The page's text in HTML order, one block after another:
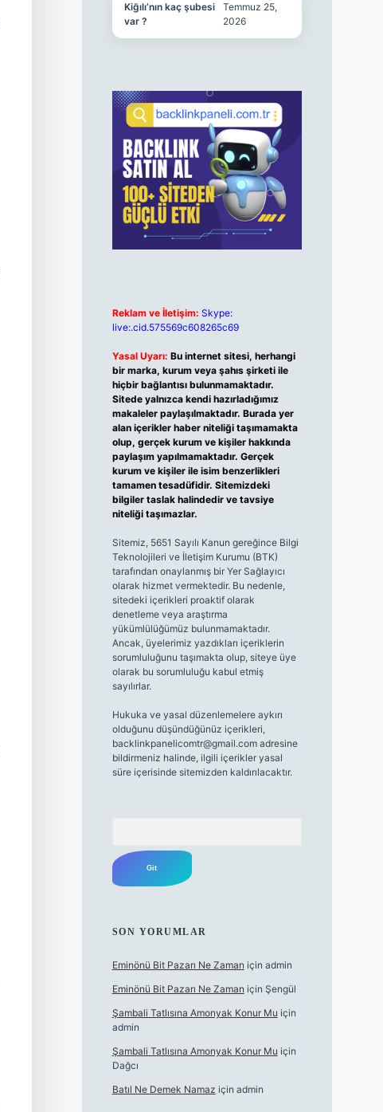
Kiğılı’nın kaç şubesi
var ?
Temmuz 25,
2026
Reklam ve İletişim: Skype:
live:.cid.575569c608265c69
Yasal Uyarı: Bu internet sitesi, herhangi
bir marka, kurum veya şahıs şirketi ile
hiçbir bağlantısı bulunmamaktadır.
Sitede yalnızca kendi hazırladığımız
makaleler paylaşılmaktadır. Burada yer
alan içerikler haber niteliği taşımamakta
olup, gerçek kurum ve kişiler hakkında
paylaşım yapılmamaktadır. Gerçek
kurum ve kişiler ile isim benzerlikleri
tamamen tesadüfidir. Sitemizdeki
bilgiler taslak halindedir ve tavsiye
niteliği taşımazlar.
Sitemiz, 5651 Sayılı Kanun gereğince Bilgi
Teknolojileri ve İletişim Kurumu (BTK)
tarafından onaylanmış bir Yer Sağlayıcı
olarak hizmet vermektedir. Bu nedenle,
sitedeki içerikleri proaktif olarak
denetleme veya araştırma
yükümlülüğümüz bulunmamaktadır.
Ancak, üyelerimiz yazdıkları içeriklerin
sorumluluğunu taşımakta olup, siteye üye
olarak bu sorumluluğu kabul etmiş
sayılırlar.
Hukuka ve yasal düzenlemelere aykırı
olduğunu düşündüğünüz içerikleri,
backlinkpanelicomtr@gmail.comadresine
bildirmeniz halinde, ilgili içerikler yasal
süre içerisinde sitemizden kaldırılacaktır.
SON YORUMLAR
Eminönü Bit Pazarı Ne Zaman için admin
Eminönü Bit Pazarı Ne Zaman için Şengül
Şambali Tatlısına Amonyak Konur Mu için
admin
Şambali Tatlısına Amonyak Konur Mu için
Dağcı
Batıl Ne Demek Namaz için admin